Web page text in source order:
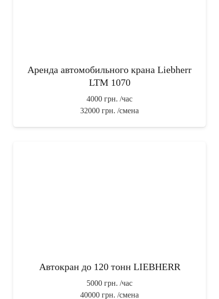
Аренда автомобильного крана Liebherr
LTM 1070
4000 грн. /час
32000 грн. /смена
Автокран до 120 тонн LIEBHERR
5000 грн. /час
40000 грн. /смена